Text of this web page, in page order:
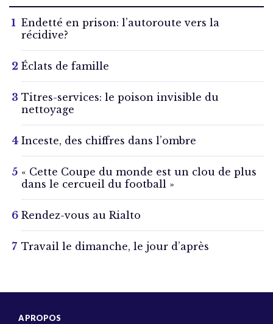
Endetté en prison: l’autoroute vers la
récidive?
Éclats de famille
Titres-services: le poison invisible du
nettoyage
Inceste, des chiffres dans l’ombre
« Cette Coupe du monde est un clou de plus
dans le cercueil du football »
Rendez-vous au Rialto
Travail le dimanche, le jour d’après
A PROPOS